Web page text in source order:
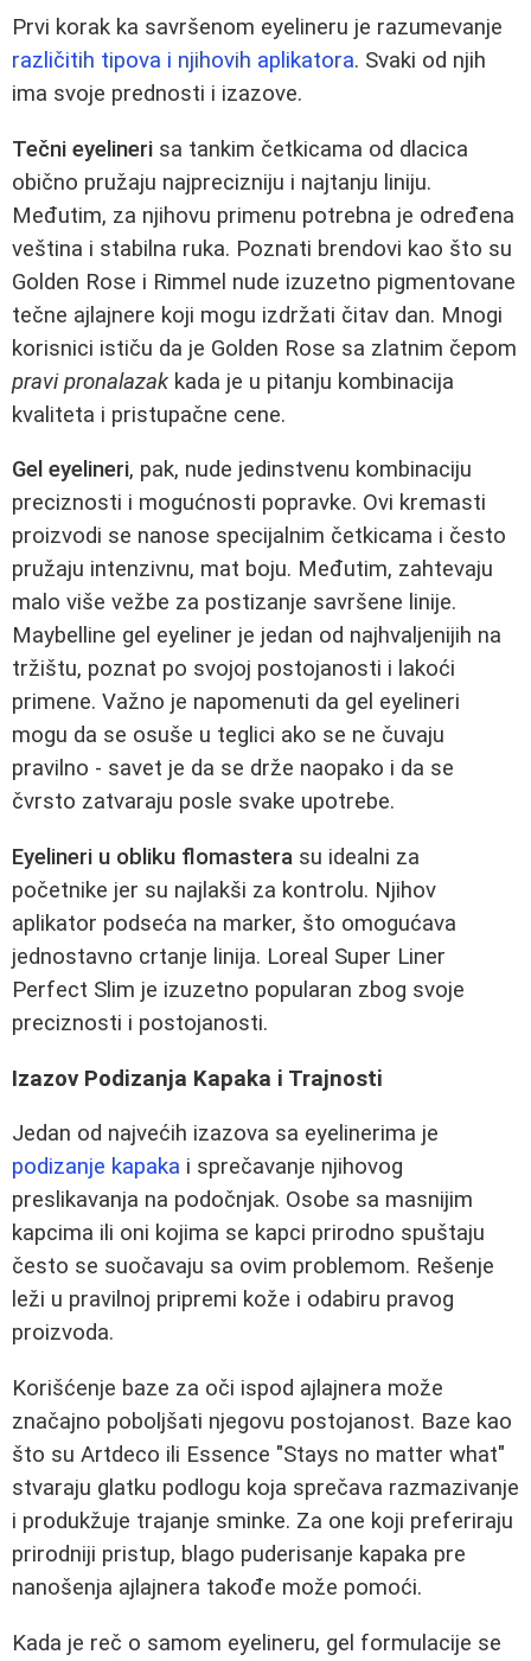
Prvi korak ka savršenom eyelineru je razumevanje
različitih tipova i njihovih aplikatora. Svaki od njih
ima svoje prednosti i izazove.
Tečni eyelineri sa tankim četkicama od dlacica
obično pružaju najprecizniju i najtanju liniju.
Međutim, za njihovu primenu potrebna je određena
veština i stabilna ruka. Poznati brendovi kao što su
Golden Rose i Rimmel nude izuzetno pigmentovane
tečne ajlajnere koji mogu izdržati čitav dan. Mnogi
korisnici ističu da je Golden Rose sa zlatnim čepom
pravi pronalazakkada je u pitanju kombinacija
kvaliteta i pristupačne cene.
Gel eyelineri, pak, nude jedinstvenu kombinaciju
preciznosti i mogućnosti popravke. Ovi kremasti
proizvodi se nanose specijalnim četkicama i često
pružaju intenzivnu, mat boju. Međutim, zahtevaju
malo više vežbe za postizanje savršene linije.
Maybelline gel eyeliner je jedan od najhvaljenijih na
tržištu, poznat po svojoj postojanosti i lakoći
primene. Važno je napomenuti da gel eyelineri
mogu da se osuše u teglici ako se ne čuvaju
pravilno - savet je da se drže naopako i da se
čvrsto zatvaraju posle svake upotrebe.
Eyelineri u obliku flomastera su idealni za
početnike jer su najlakši za kontrolu. Njihov
aplikator podseća na marker, što omogućava
jednostavno crtanje linija. Loreal Super Liner
Perfect Slim je izuzetno popularan zbog svoje
preciznosti i postojanosti.
Izazov Podizanja Kapaka i Trajnosti
Jedan od najvećih izazova sa eyelinerima je
podizanje kapaka i sprečavanje njihovog
preslikavanja na podočnjak. Osobe sa masnijim
kapcima ili oni kojima se kapci prirodno spuštaju
često se suočavaju sa ovim problemom. Rešenje
leži u pravilnoj pripremi kože i odabiru pravog
proizvoda.
Korišćenje baze za oči ispod ajlajnera može
značajno poboljšati njegovu postojanost. Baze kao
što su Artdeco ili Essence "Stays no matter what"
stvaraju glatku podlogu koja sprečava razmazivanje
i produkžuje trajanje sminke. Za one koji preferiraju
prirodniji pristup, blago puderisanje kapaka pre
nanošenja ajlajnera takođe može pomoći.
Kada je reč o samom eyelineru, gel formulacije se